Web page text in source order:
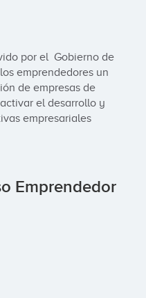
por el  Gobierno de
emprendedores un
de empresas de
el desarrollo y
empresariales
Emprendedor